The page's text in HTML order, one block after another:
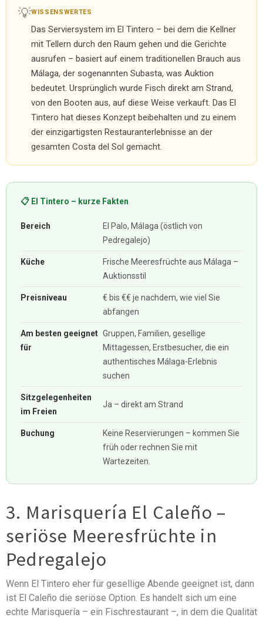
💡WISSENSWERTES
Das Serviersystem im El Tintero – bei dem die Kellner
mit Tellern durch den Raum gehen und die Gerichte
ausrufen – basiert auf einem traditionellen Brauch aus
Málaga, der sogenannten Subasta, was Auktion
bedeutet. Ursprünglich wurde Fisch direkt am Strand,
von den Booten aus, auf diese Weise verkauft. Das El
Tintero hat dieses Konzept beibehalten und zu einem
der einzigartigsten Restauranterlebnisse an der
gesamten Costa del Sol gemacht.
📋 El Tintero – kurze Fakten
Bereich
El Palo, Málaga (östlich von
Pedregalejo)
Küche
Frische Meeresfrüchte aus Málaga –
Auktionsstil
Preisniveau
€ bis €€ je nachdem, wie viel Sie
abfangen
Am besten geeignet
für
Gruppen, Familien, gesellige
Mittagessen, Erstbesucher, die ein
authentisches Málaga-Erlebnis
suchen
Sitzgelegenheiten
im Freien
Ja – direkt am Strand
Buchung
Keine Reservierungen – kommen Sie
früh oder rechnen Sie mit
Wartezeiten.
3. Marisquería El Caleño –
seriöse Meeresfrüchte in
Pedregalejo
Wenn El Tintero eher für gesellige Abende geeignet ist, dann
ist El Caleño die seriöse Option. Es handelt sich um eine
echte Marisquería – ein Fischrestaurant –, in dem die Qualität